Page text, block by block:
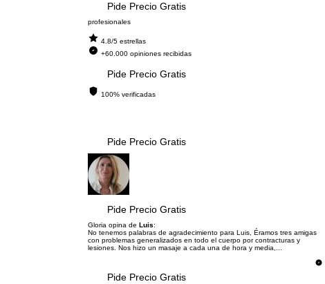
Pide Precio Gratis
Pide Precio Gratis
Pide Precio Gratis
Pide Precio Gratis
Pide Precio Gratis
profesionales
4.8/5 estrellas
+60.000 opiniones recibidas
100% verificadas
Gloria opina de Luis:
No tenemos palabras de agradecimiento para Luis, Éramos tres amigas
con problemas generalizados en todo el cuerpo por contracturas y
lesiones. Nos hizo un masaje a cada una de hora y media,...